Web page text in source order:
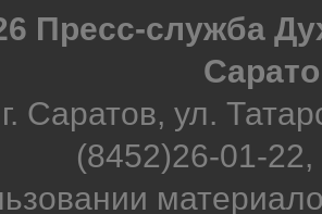
Пресс-служба
Саратов, ул.
(8452)26-01-